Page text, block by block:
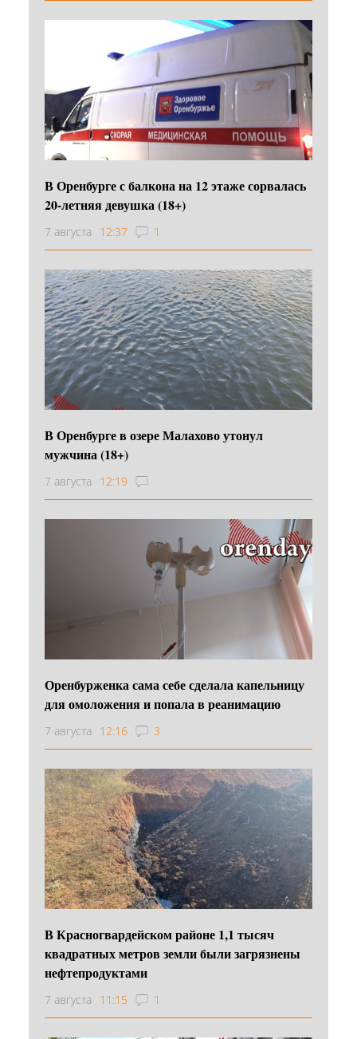
В Оренбурге с балкона на 12 этаже сорвалась
20-летняя девушка (18+)
7 августа 12:37 1
В Оренбурге в озере Малахово утонул
мужчина (18+)
7 августа 12:19
Оренбурженка сама себе сделала капельницу
для омоложения и попала в реанимацию
7 августа 12:16 3
В Красногвардейском районе 1,1 тысяч
квадратных метров земли были загрязнены
нефтепродуктами
7 августа 11:15 1